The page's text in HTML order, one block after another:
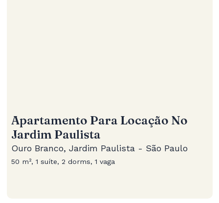
Apartamento Para Locação No
Jardim Paulista
Ouro Branco, Jardim Paulista - São Paulo
50 m², 1 suíte, 2 dorms, 1 vaga